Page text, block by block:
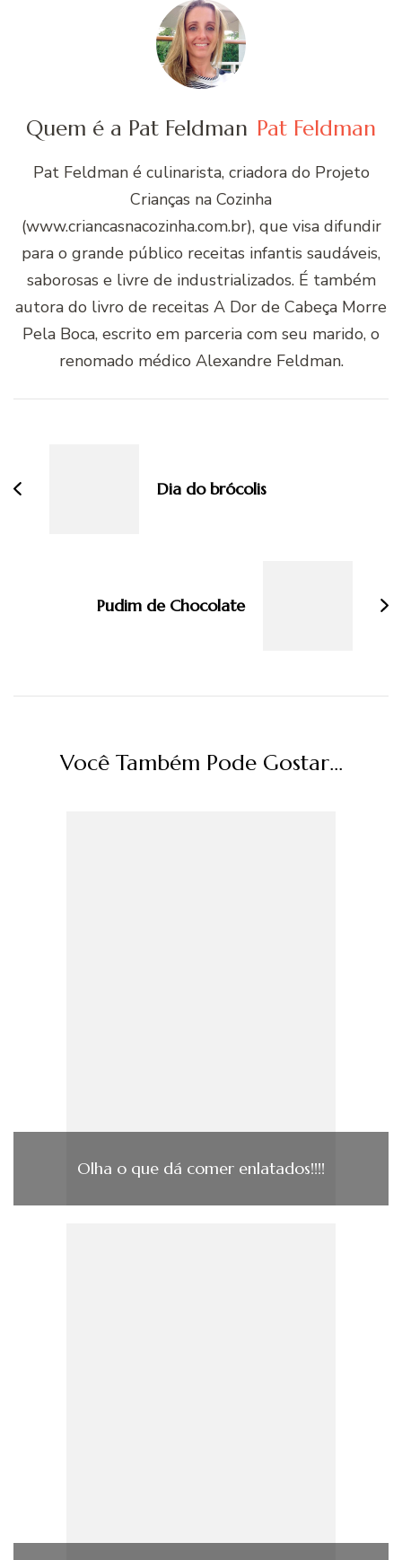
Quem é a Pat Feldman Pat Feldman
Pat Feldman é culinarista, criadora do Projeto
Crianças na Cozinha
(www.criancasnacozinha.com.br), que visa difundir
para o grande público receitas infantis saudáveis,
saborosas e livre de industrializados. É também
autora do livro de receitas A Dor de Cabeça Morre
Pela Boca, escrito em parceria com seu marido, o
renomado médico Alexandre Feldman.
Dia do brócolis
Pudim de Chocolate
Você Também Pode Gostar...
Olha o que dá comer enlatados!!!!